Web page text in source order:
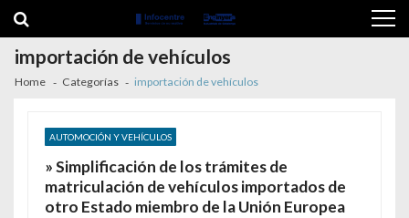
importación de vehículos
Home Categorías importación de vehículos
AUTOMOCIÓN Y VEHÍCULOS
» Simplificación de los trámites de
matriculación de vehículos importados de
otro Estado miembro de la Unión Europea